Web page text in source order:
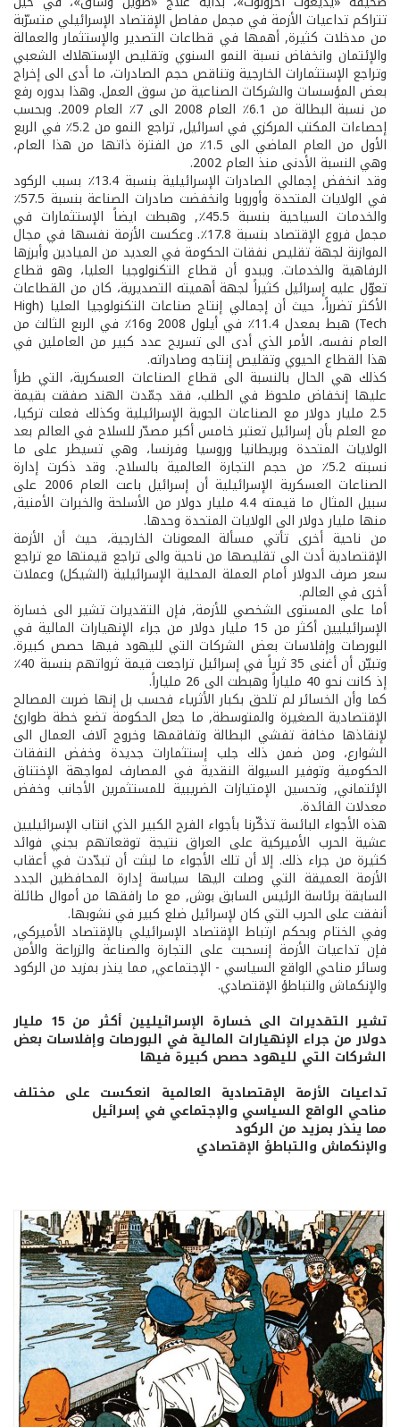
تتراكم تداعيات الأزمة في مجمل مفاصل الإقتصاد الإسرائيلي متسرّبة
من مدخلات كثيرة, أهمها في قطاعات التصدير والإستثمار والعمالة
والإئتمان وانخفاض نسبة النمو السنوي وتقليص الإستهلاك الشعبي
وتراجع الإستثمارات الخارجية وتناقص حجم الصادرات، ما أدى الى إخراج
بعض المؤسسات والشركات الصناعية من سوق العمل. وهذا بدوره رفع
من نسبة البطالة من 6.1٪ العام 2008 الى 7٪ العام 2009. وبحسب
إحصاءات المكتب المركزي في اسرائيل, تراجع النمو من 5.2٪ في الربع
الأول من العام الماضي الى 1.5٪ من الفترة ذاتها من هذا العام،
وهي النسبة الأدنى منذ العام 2002.
وقد انخفض إجمالي الصادرات الإسرائيلية بنسبة 13.4٪ بسبب الركود
في الولايات المتحدة وأوروبا وانخفضت صادرات الصناعة بنسبة 57.5٪
والخدمات السياحية بنسبة 45.5٪, وهبطت ايضاً الإستثمارات في
مجمل فروع الإقتصاد بنسبة 17.8٪. وعكست الأزمة نفسها في مجال
الموازنة لجهة تقليص نفقات الحكومة في العديد من الميادين وأبرزها
الرفاهية والخدمات. ويبدو أن قطاع التكنولوجيا العليا، وهو قطاع
تعوّل عليه إسرائيل كثيراً لجهة أهميته التصديرية، كان من القطاعات
الأكثر تضرراً، حيث أن إجمالي إنتاج صناعات التكنولوجيا العليا (High
Tech) هبط بمعدل 11.4٪ في أيلول 2008 و16٪ في الربع الثالث من
العام نفسه، الأمر الذي أدى الى تسريح عدد كبير من العاملين في
هذا القطاع الحيوي وتقليص إنتاجه وصادراته.
كذلك هي الحال بالنسبة الى قطاع الصناعات العسكرية، التي طرأ
عليها إنخفاض ملحوظ في الطلب، فقد جمّدت الهند صفقت بقيمة
2.5 مليار دولار مع الصناعات الجوية الإسرائيلية وكذلك فعلت تركيا،
مع العلم بأن إسرائيل تعتبر خامس أكبر مصدّر للسلاح في العالم بعد
الولايات المتحدة وبريطانيا وروسيا وفرنسا، وهي تسيطر على ما
نسبته 5.2٪ من حجم التجارة العالمية بالسلاح. وقد ذكرت إدارة
الصناعات العسكرية الإسرائيلية أن إسرائيل باعت العام 2006 على
سبيل المثال ما قيمته 4.4 مليار دولار من الأسلحة والخبرات الأمنية,
منها مليار دولار الى الولايات المتحدة وحدها.
من ناحية أخرى تأتي مسألة المعونات الخارجية، حيث أن الأزمة
الإقتصادية أدت الى تقليصها من ناحية والى تراجع قيمتها مع تراجع
سعر صرف الدولار أمام العملة المحلية الإسرائيلية (الشيكل) وعملات
أخرى في العالم.
أما على المستوى الشخصي للأزمة, فإن التقديرات تشير الى خسارة
الإسرائيليين أكثر من 15 مليار دولار من جراء الإنهيارات المالية في
البورصات وإفلاسات بعض الشركات التي لليهود فيها حصص كبيرة.
وتبيّن أن أغنى 35 ثرياً في إسرائيل تراجعت قيمة ثرواتهم بنسبة 40٪
إذ كانت نحو 40 ملياراً وهبطت الى 26 ملياراً.
كما وأن الخسائر لم تلحق بكبار الأثرياء فحسب بل إنها ضربت المصالح
الإقتصادية الصغيرة والمتوسطة, ما جعل الحكومة تضع خطة طوارئ
لإنقاذها مخافة تفشي البطالة وتفاقمها وخروج آلاف العمال الى
الشوارع، ومن ضمن ذلك جلب إستثمارات جديدة وخفض النفقات
الحكومية وتوفير السيولة النقدية في المصارف لمواجهة الإختناق
الإئتماني, وتحسين الإمتيازات الضريبية للمستثمرين الأجانب وخفض
معدلات الفائدة.
هذه الأجواء البائسة تذكّرنا بأجواء الفرح الكبير الذي انتاب الإسرائيليين
عشية الحرب الأميركية على العراق نتيجة توقعاتهم بجني فوائد
كثيرة من جراء ذلك. إلا أن تلك الأجواء ما لبثت أن تبدّدت في أعقاب
الأزمة العميقة التي وصلت اليها سياسة إدارة المحافظين الجدد
السابقة برئاسة الرئيس السابق بوش, مع ما رافقها من أموال طائلة
أنفقت على الحرب التي كان لإسرائيل ضلع كبير في نشوبها.
وفي الختام وبحكم ارتباط الإقتصاد الإسرائيلي بالإقتصاد الأميركي,
فإن تداعيات الأزمة إنسحبت على التجارة والصناعة والزراعة والأمن
وسائر مناحي الواقع السياسي - الإجتماعي, مما ينذر بمزيد من الركود
والإنكماش والتباطؤ الإقتصادي.
تشير التقديرات الى خسارة الإسرائيليين أكثر من 15 مليار
دولار من جراء الإنهيارات المالية في البورصات وإفلاسات بعض
الشركات التي لليهود حصص كبيرة فيها
تداعيات الأزمة الإقتصادية العالمية انعكست على مختلف
مناحي الواقع السياسي والإجتماعي في إسرائيل
مما ينذر بمزيد من الركود
والإنكماش والتباطؤ الإقتصادي